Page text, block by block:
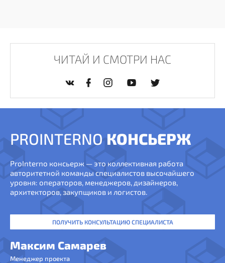
ЧИТАЙ И СМОТРИ НАС
PROINTERNO КОНСЬЕРЖ
ProInterno консьерж — это коллективная работа
авторитетной команды специалистов высочайшего
уровня: операторов, менеджеров, дизайнеров,
архитекторов, закупщиков и логистов.
ПОЛУЧИТЬ КОНСУЛЬТАЦИЮ СПЕЦИАЛИСТА
Максим Самарев
Менеджер проекта